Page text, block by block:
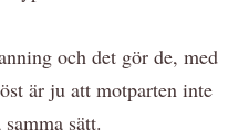
och det gör de, med
är ju att motparten inte
sätt.